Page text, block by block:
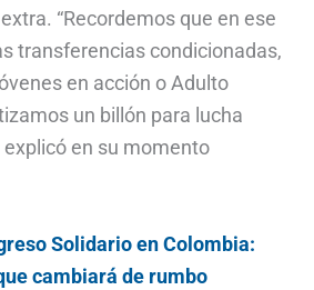
“Recordemos que en ese
transferencias condicionadas,
en acción o Adulto
un billón para lucha
explicó en su momento
Solidario en Colombia:
cambiará de rumbo